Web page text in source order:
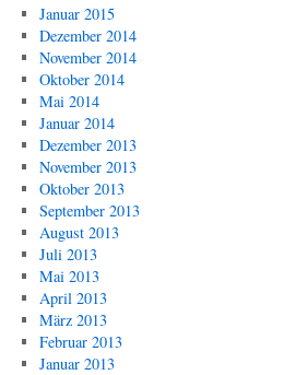
Januar 2015
Dezember 2014
November 2014
Oktober 2014
Mai 2014
Januar 2014
Dezember 2013
November 2013
Oktober 2013
September 2013
August 2013
Juli 2013
Mai 2013
April 2013
März 2013
Februar 2013
Januar 2013